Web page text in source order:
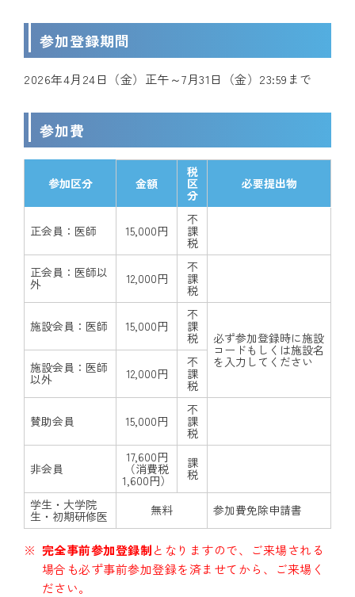
参加登録期間
2026年4月24日（金）正午～7月31日（金）23:59まで
参加費
参加区分 金額
税
区
分
必要提出物
正会員：医師 15,000円
不
課
税
正会員：医師以
外 12,000円
不
課
税
施設会員：医師 15,000円
不
課
税 必ず参加登録時に施設
コードもしくは施設名
を入力してください
施設会員：医師
以外 12,000円
不
課
税
賛助会員 15,000円
不
課
税
非会員
17,600円
（消費税
1,600円）
課
税
学生・大学院
生・初期研修医 無料 参加費免除申請書
完全事前参加登録制となりますので、ご来場される
場合も必ず事前参加登録を済ませてから、ご来場く
ださい。